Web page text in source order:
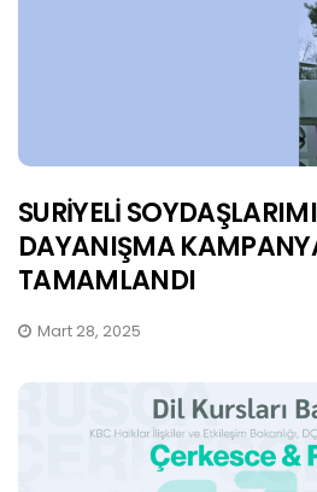
SURİYELİ
DAYANIŞMA
TAMAMLANDI
Mart 28, 2025